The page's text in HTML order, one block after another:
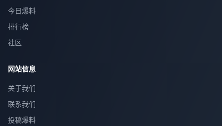
今日爆料
排行榜
社区
网站信息
关于我们
联系我们
投稿爆料